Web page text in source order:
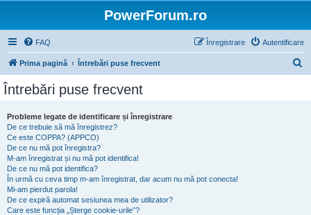
PowerForum.ro
FAQ Autentificare
Înregistrare
Prima pagină Întrebări puse frecvent
Întrebări puse frecvent
Probleme legate de identificare și înregistrare
De ce trebuie să mă înregistrez?
Ce este COPPA? (APPCO)
De ce nu mă pot înregistra?
M-am înregistrat și nu mă pot identifica!
De ce nu mă pot identifica?
În urmă cu ceva timp m-am înregistrat, dar acum nu mă pot conecta!
Mi-am pierdut parola!
De ce expiră automat sesiunea mea de utilizator?
Care este funcția „Șterge cookie-urile”?